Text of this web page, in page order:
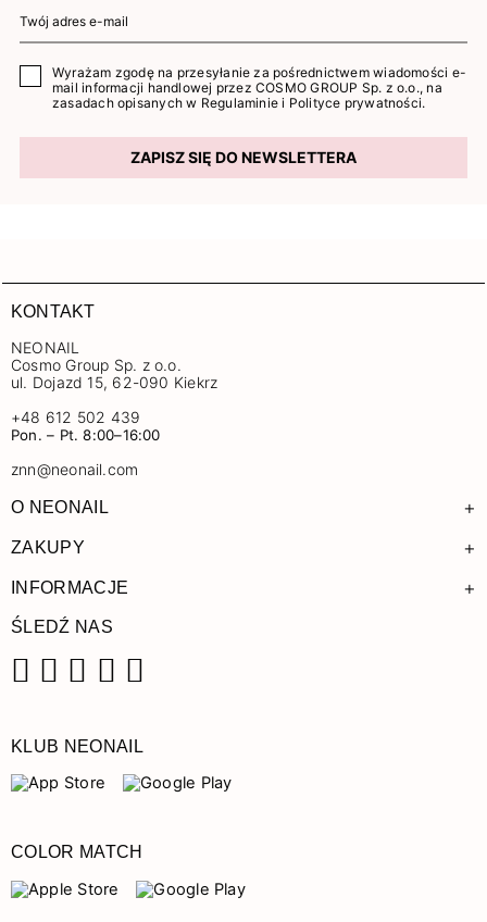
Wyrażam zgodę na przesyłanie za pośrednictwem wiadomości e-
mail informacji handlowej przez COSMO GROUP Sp. z o.o., na
zasadach opisanych w Regulaminie i Polityce prywatności.
ZAPISZ SIĘ DO NEWSLETTERA
KONTAKT
NEONAIL
Cosmo Group Sp. z o.o.
ul. Dojazd 15, 62-090 Kiekrz
+48 612 502 439
Pon. – Pt. 8:00–16:00
znn@neonail.com
O NEONAIL +
ZAKUPY +
INFORMACJE +
ŚLEDŹ NAS
KLUB NEONAIL
COLOR MATCH